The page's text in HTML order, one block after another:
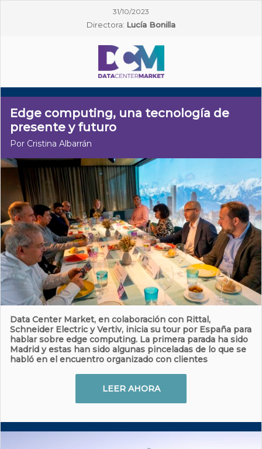
31/10/2023
Directora: Lucía Bonilla
Edge computing, una tecnología de
presente y futuro
Por Cristina Albarrán
Data Center Market, en colaboración con Rittal,
Schneider Electric y Vertiv, inicia su tour por España para
hablar sobre edge computing. La primera parada ha sido
Madrid y estas han sido algunas pinceladas de lo que se
habló en el encuentro organizado con clientes
LEER AHORA